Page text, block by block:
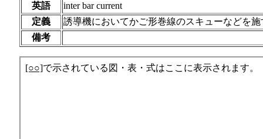
英語
inter bar current
定義
誘導機においてかご形巻線のスキューなどを
備考